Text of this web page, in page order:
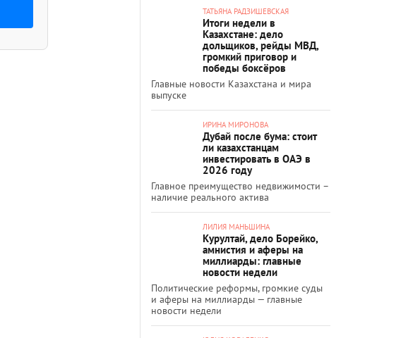
ТАТЬЯНА РАДЗИШЕВСКАЯ
Итоги недели в
Казахстане: дело
дольщиков, рейды МВД,
громкий приговор и
победы боксёров
Главные новости Казахстана и мира
выпуске
ИРИНА МИРОНОВА
Дубай после бума: стоит
ли казахстанцам
инвестировать в ОАЭ в
2026 году
Главное преимущество недвижимости –
наличие реального актива
ЛИЛИЯ МАНЬШИНА
Курултай, дело Борейко,
амнистия и аферы на
миллиарды: главные
новости недели
Политические реформы, громкие суды
и аферы на миллиарды — главные
новости недели